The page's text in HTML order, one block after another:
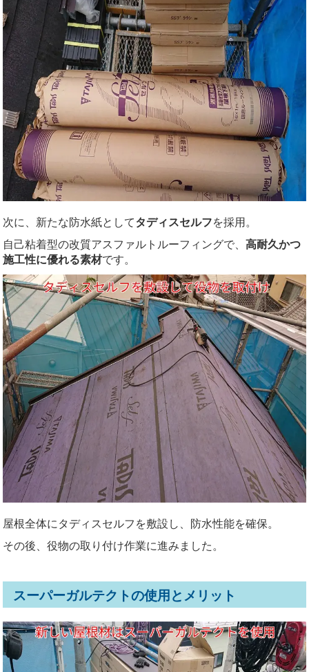
次に、新たな防水紙としてタディスセルフを採用。
自己粘着型の改質アスファルトルーフィングで、高耐久かつ
施工性に優れる素材です。
屋根全体にタディスセルフを敷設し、防水性能を確保。
その後、役物の取り付け作業に進みました。
スーパーガルテクトの使用とメリット